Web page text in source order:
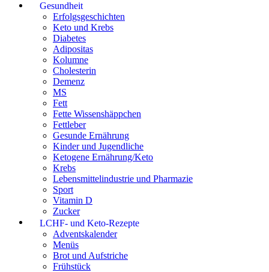
Gesundheit
Erfolgsgeschichten
Keto und Krebs
Diabetes
Adipositas
Kolumne
Cholesterin
Demenz
MS
Fett
Fette Wissenshäppchen
Fettleber
Gesunde Ernährung
Kinder und Jugendliche
Ketogene Ernährung/Keto
Krebs
Lebensmittelindustrie und Pharmazie
Sport
Vitamin D
Zucker
LCHF- und Keto-Rezepte
Adventskalender
Menüs
Brot und Aufstriche
Frühstück